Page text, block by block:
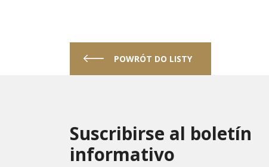
POWRÓT DO LISTY
Suscribirse al boletín
informativo